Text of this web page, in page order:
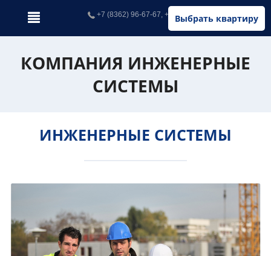
Выбрать квартиру
+7 (8362) 96-67-67, +7 (902) 326-67-67
КОМПАНИЯ ИНЖЕНЕРНЫЕ
СИСТЕМЫ
ИНЖЕНЕРНЫЕ СИСТЕМЫ